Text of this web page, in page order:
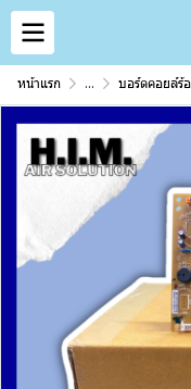
หน้าแรก ... บอร์ดคอยล์ร้